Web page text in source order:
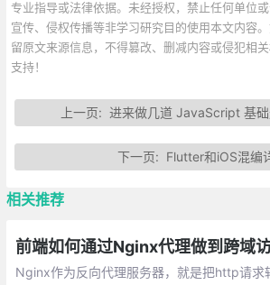
专业指导或法律依据。未经授权，禁止任何单位
宣传、侵权传播等非学习研究目的使用本文内容
留原文来源信息，不得篡改、删减内容或侵犯相
支持！
上一页:进来做几道 JavaScript 基础
下一页: Flutter和iOS混编
相关推荐
前端如何通过Nginx代理做到跨域
Nginx作为反向代理服务器，就是把http请求